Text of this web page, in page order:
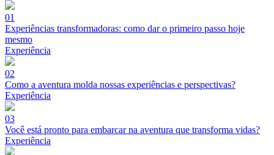
01
Experiências transformadoras: como dar o primeiro passo hoje
mesmo
Experiência
02
Como a aventura molda nossas experiências e perspectivas?
Experiência
03
Você está pronto para embarcar na aventura que transforma vidas?
Experiência